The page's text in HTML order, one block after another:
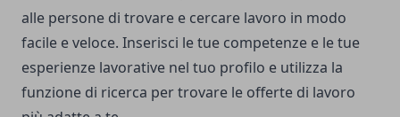
alle persone di trovare e cercare lavoro in modo
facile e veloce. Inserisci le tue competenze e le tue
esperienze lavorative nel tuo profilo e utilizza la
funzione di ricerca per trovare le offerte di lavoro